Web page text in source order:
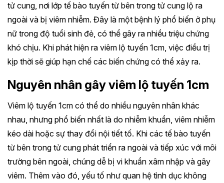
tử cung, nơi lớp tế bào tuyến từ bên trong tử cung lộ ra
ngoài và bị viêm nhiễm. Đây là một bệnh lý phổ biến ở phụ
nữ trong độ tuổi sinh đẻ, có thể gây ra nhiều triệu chứng
khó chịu. Khi phát hiện ra viêm lộ tuyến 1cm, việc điều trị
kịp thời sẽ giúp hạn chế các biến chứng có thể xảy ra.
Nguyên nhân gây viêm lộ tuyến 1cm
Viêm lộ tuyến 1cm có thể do nhiều nguyên nhân khác
nhau, nhưng phổ biến nhất là do nhiễm khuẩn, viêm nhiễm
kéo dài hoặc sự thay đổi nội tiết tố. Khi các tế bào tuyến
từ bên trong tử cung phát triển ra ngoài và tiếp xúc với môi
trường bên ngoài, chúng dễ bị vi khuẩn xâm nhập và gây
viêm. Thêm vào đó, yếu tố như quan hệ tình dục không